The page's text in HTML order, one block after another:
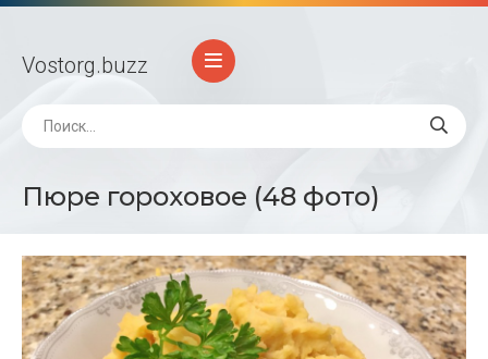
Vostorg.buzz
Пюре гороховое (48 фото)